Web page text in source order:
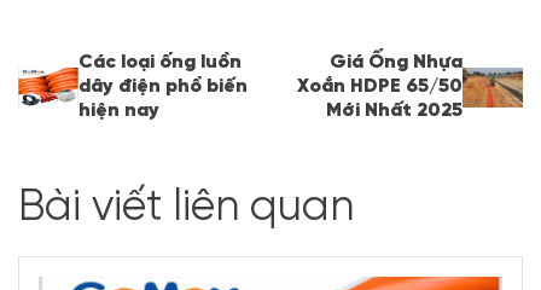
Các loại ống luồn
dây điện phổ biến
hiện nay
Giá Ống Nhựa
Xoắn HDPE 65/50
Mới Nhất 2025
Bài viết liên quan